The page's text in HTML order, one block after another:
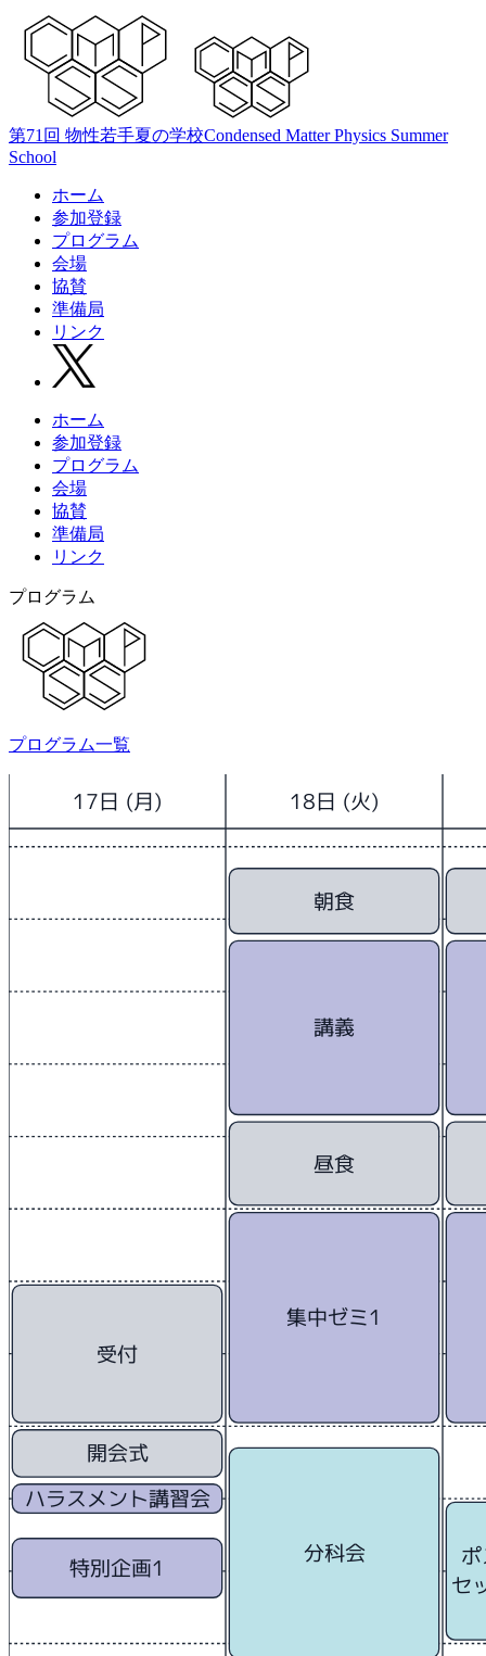
第71回 物性若手夏の学校Condensed Matter Physics Summer
School
ホーム
参加登録
プログラム
会場
協賛
準備局
リンク
ホーム
参加登録
プログラム
会場
協賛
準備局
リンク
プログラム
プログラム一覧
17日 (月) 18日 (火)
講義
集中ゼミ1
特別企画1
ハラスメント講習会
分科会
セ
受付
開会式
朝食
昼食